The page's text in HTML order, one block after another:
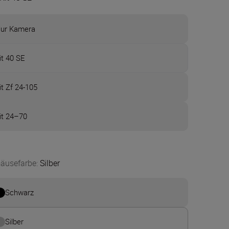
Kamera
40 SE
Zf 24-105
24–70
:Silber
Schwarz
Silber